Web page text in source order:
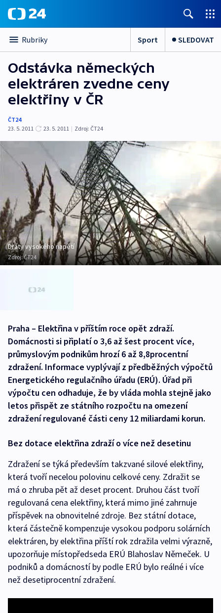
Rubriky Sport SLEDOVAT
Odstávka německých
elektráren zvedne ceny
elektřiny v ČR
ČT24
23. 5. 2011
23. 5. 2011 | Zdroj: ČT24
Dráty vysokého napětí
Zdroj:ČT24
Praha – Elektřina v příštím roce opět zdraží.
Domácnosti si připlatí o 3,6 až šest procent více,
průmyslovým podnikům hrozí 6 až 8,8procentní
zdražení. Informace vyplývají z předběžných výpočtů
Energetického regulačního úřadu (ERÚ). Úřad při
výpočtu cen odhaduje, že by vláda mohla stejně jako
letos přispět ze státního rozpočtu na omezení
zdražení regulované části ceny 12 miliardami korun.
Bez dotace elektřina zdraží o více než desetinu
Zdražení se týká především takzvané silové elektřiny,
která tvoří necelou polovinu celkové ceny. Zdražit se
má o zhruba pět až deset procent. Druhou část tvoří
regulovaná cena elektřiny, která mimo jiné zahrnuje
příspěvek na obnovitelné zdroje. Bez státní dotace,
která částečně kompenzuje vysokou podporu solárních
elektráren, by elektřina příští rok zdražila velmi výrazně,
upozorňuje místopředseda ERÚ Blahoslav Němeček. U
podniků a domácností by podle ERÚ bylo reálné i více
než desetiprocentní zdražení.